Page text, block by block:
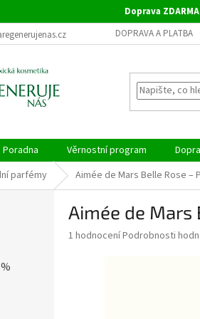
Doprava ZDARMA
DOPRAVA A PLATBA
Poradna Věrnostní program
parfémy Aimée de Mars Belle Rose –
Aimée de Mars
Průměrné
1 hodnoceníPodrobnosti